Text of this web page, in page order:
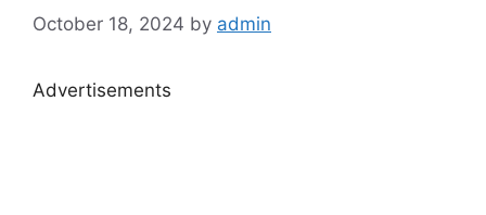
October 18, 2024 by admin
Advertisements